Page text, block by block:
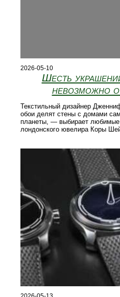
2026-05-10
Шесть
невозможно
Текстильный дизайнер
обои делят стены с домами
планеты, — выбирает любимые
лондонского ювелира Коры